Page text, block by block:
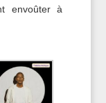
envoûter à